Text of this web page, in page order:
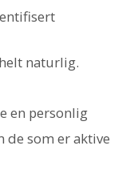
naturlig.
en personlig
de som er aktive